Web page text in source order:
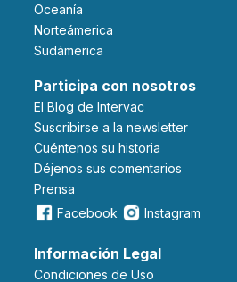
Oceanía
Norteámerica
Sudámerica
Participa con nosotros
El Blog de Intervac
Suscribirse a la newsletter
Cuéntenos su historia
Déjenos sus comentarios
Prensa
Facebook
Instagram
Información Legal
Condiciones de Uso